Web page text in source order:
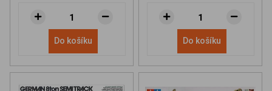
Do košíku Do košíku